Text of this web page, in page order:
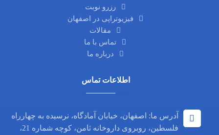
رزرو نوبت
فیزیوتراپی در اصفهان
مقالات
تماس با ما
درباره ما
اطلاعات تماس
آدرس ما: اصفهان، خیابان آمادگاه، نرسیده به چهارراه
فلسطین، روبروی داروخانه ثامن، کوچه شماره 21،